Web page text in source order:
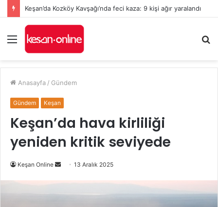
Keşan’da yeni Hükümet Konağı’nın temeli atıldı
Menü
...
Anasayfa / Gündem
Gündem Keşan
Keşan’da hava kirliliği
yeniden kritik seviyede
Keşan Online
Bir
13 Aralık 2025